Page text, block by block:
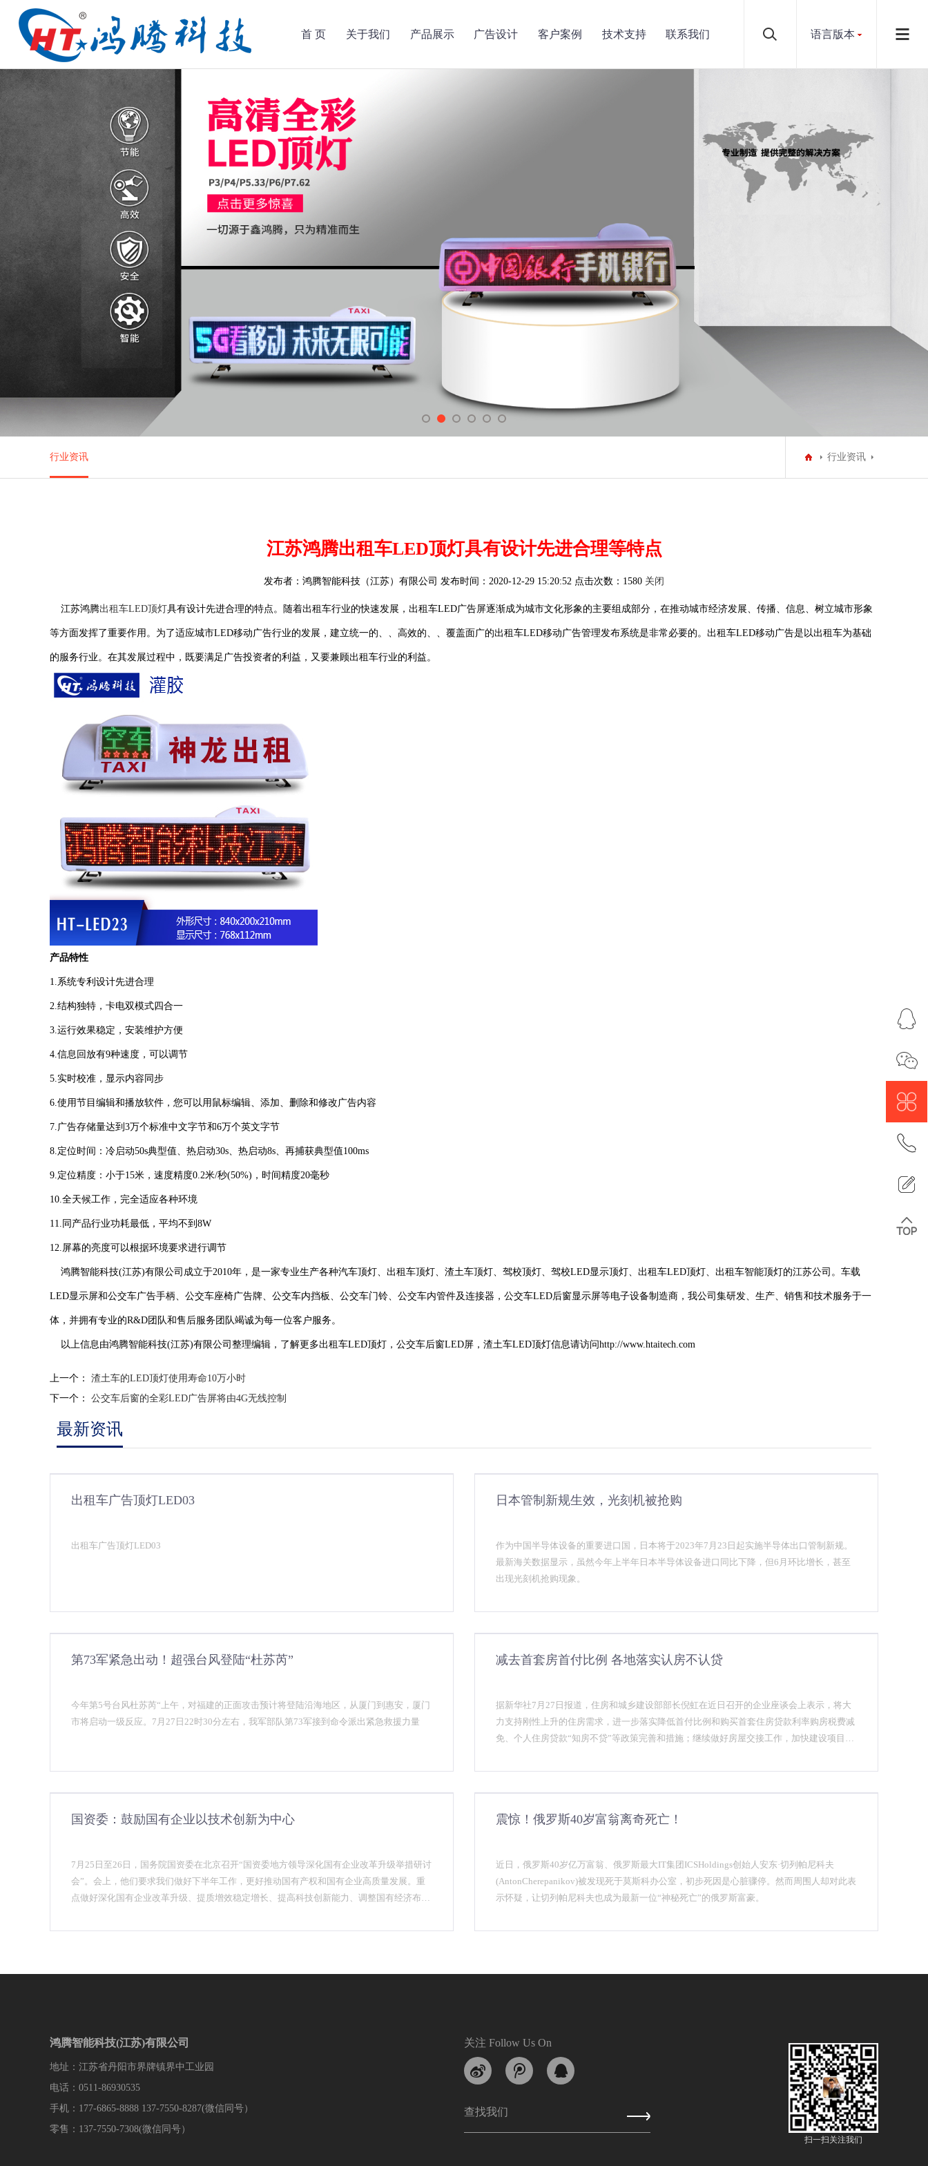
首 页 关于我们 产品展示 广告设计 客户案例 技术支持 联系我们 语言版本
行业资讯 行业资讯
江苏鸿腾出租车LED顶灯具有设计先进合理等特点
发布者：鸿腾智能科技（江苏）有限公司 发布时间：2020-12-29 15:20:52 点击次数：1580 关闭
江苏鸿腾出租车LED顶灯具有设计先进合理的特点。随着出租车行业的快速发展，出租车LED广告屏逐渐成为城市文化形象的主要组成部分，在推动城市经济发展、传播、信息、树立城市形象
等方面发挥了重要作用。为了适应城市LED移动广告行业的发展，建立统一的、、高效的、、覆盖面广的出租车LED移动广告管理发布系统是非常必要的。出租车LED移动广告是以出租车为基础
的服务行业。在其发展过程中，既要满足广告投资者的利益，又要兼顾出租车行业的利益。
产品特性
1.系统专利设计先进合理
2.结构独特，卡电双模式四合一
3.运行效果稳定，安装维护方便
4.信息回放有9种速度，可以调节
5.实时校准，显示内容同步
6.使用节目编辑和播放软件，您可以用鼠标编辑、添加、删除和修改广告内容
7.广告存储量达到3万个标准中文字节和6万个英文字节
8.定位时间：冷启动50s典型值、热启动30s、热启动8s、再捕获典型值100ms
9.定位精度：小于15米，速度精度0.2米/秒(50%)，时间精度20毫秒
10.全天候工作，完全适应各种环境
11.同产品行业功耗最低，平均不到8W
12.屏幕的亮度可以根据环境要求进行调节
鸿腾智能科技(江苏)有限公司成立于2010年，是一家专业生产各种汽车顶灯、出租车顶灯、渣土车顶灯、驾校顶灯、驾校LED显示顶灯、出租车LED顶灯、出租车智能顶灯的江苏公司。车载
LED显示屏和公交车广告手柄、公交车座椅广告牌、公交车内挡板、公交车门铃、公交车内管件及连接器，公交车LED后窗显示屏等电子设备制造商，我公司集研发、生产、销售和技术服务于一
体，并拥有专业的R&D团队和售后服务团队竭诚为每一位客户服务。
以上信息由鸿腾智能科技(江苏)有限公司整理编辑，了解更多出租车LED顶灯，公交车后窗LED屏，渣土车LED顶灯信息请访问http://www.htaitech.com
上一个： 渣土车的LED顶灯使用寿命10万小时
下一个： 公交车后窗的全彩LED广告屏将由4G无线控制
最新资讯
出租车广告顶灯LED03
出租车广告顶灯LED03
日本管制新规生效，光刻机被抢购
作为中国半导体设备的重要进口国，日本将于2023年7月23日起实施半导体出口管制新规。
最新海关数据显示，虽然今年上半年日本半导体设备进口同比下降，但6月环比增长，甚至
出现光刻机抢购现象。
第73军紧急出动！超强台风登陆“杜苏芮”
今年第5号台风杜苏芮“上午，对福建的正面攻击预计将登陆沿海地区，从厦门到惠安，厦门
市将启动一级反应。7月27日22时30分左右，我军部队第73军接到命令派出紧急救援力量
减去首套房首付比例 各地落实认房不认贷
据新华社7月27日报道，住房和城乡建设部部长倪虹在近日召开的企业座谈会上表示，将大
力支持刚性上升的住房需求，进一步落实降低首付比例和购买首套住房贷款利率购房税费减
免、个人住房贷款“知房不贷”等政策完善和措施；继续做好房屋交接工作，加快建设项目交
国资委：鼓励国有企业以技术创新为中心
7月25日至26日，国务院国资委在北京召开“国资委地方领导深化国有企业改革升级举措研讨
会”。会上，他们要求我们做好下半年工作，更好推动国有产权和国有企业高质量发展。重
点做好深化国有企业改革升级、提质增效稳定增长、提高科技创新能力、调整国有经济布局
震惊！俄罗斯40岁富翁离奇死亡！
近日，俄罗斯40岁亿万富翁、俄罗斯最大IT集团ICSHoldings创始人安东·切列帕尼科夫
(AntonCherepanikov)被发现死于莫斯科办公室，初步死因是心脏骤停。然而周围人却对此表
示怀疑，让切列帕尼科夫也成为最新一位“神秘死亡”的俄罗斯富豪。
鸿腾智能科技(江苏)有限公司
地址：江苏省丹阳市界牌镇界中工业园
电话：0511-86930535
手机：177-6865-8888 137-7550-8287(微信同号）
零售：137-7550-7308(微信同号）
关注 Follow Us On
查找我们
扫一扫关注我们
177-6865-8888
137-7550-8287